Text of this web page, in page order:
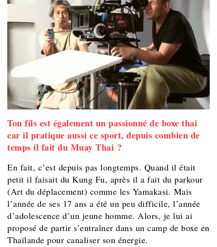
Ton fils est également un passionné de boxe thai
car il pratique aussi ce sport, depuis combien de
temps il fait du Muay Thai ?
En fait, c’est depuis pas longtemps. Quand il était
petit il faisait du Kung Fu, après il a fait du parkour
(Art du déplacement) comme les Yamakasi. Mais
l’année de ses 17 ans a été un peu difficile, l’année
d’adolescence d’un jeune homme. Alors, je lui ai
proposé de partir s’entraîner dans un camp de boxe en
Thaïlande pour canaliser son énergie.